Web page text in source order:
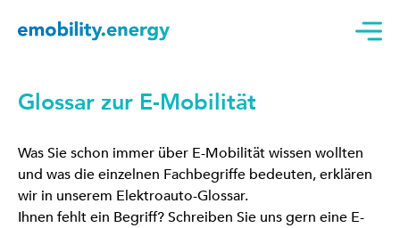
Glossar zur E-Mobilität
Was Sie schon immer über E-Mobilität wissen wollten
und was die einzelnen Fachbegriffe bedeuten, erklären
wir in unserem Elektroauto-Glossar.
Ihnen fehlt ein Begriff? Schreiben Sie uns gern eine E-